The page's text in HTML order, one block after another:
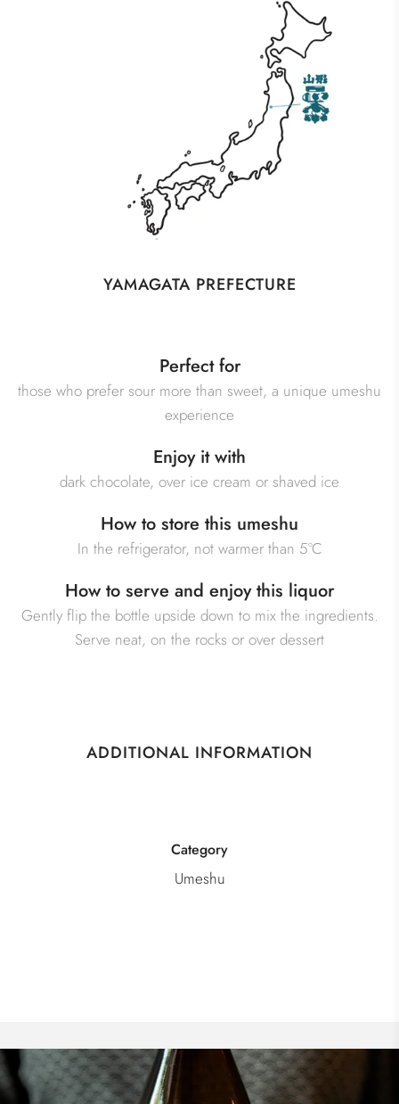
YAMAGATA PREFECTURE
Perfect for
those who prefer sour more than sweet, a unique umeshu
experience
Enjoy it with
dark chocolate, over ice cream or shaved ice
How to store this umeshu
In the refrigerator, not warmer than 5°C
How to serve and enjoy this liquor
Gently flip the bottle upside down to mix the ingredients.
Serve neat, on the rocks or over dessert
ADDITIONAL INFORMATION
Category
Umeshu